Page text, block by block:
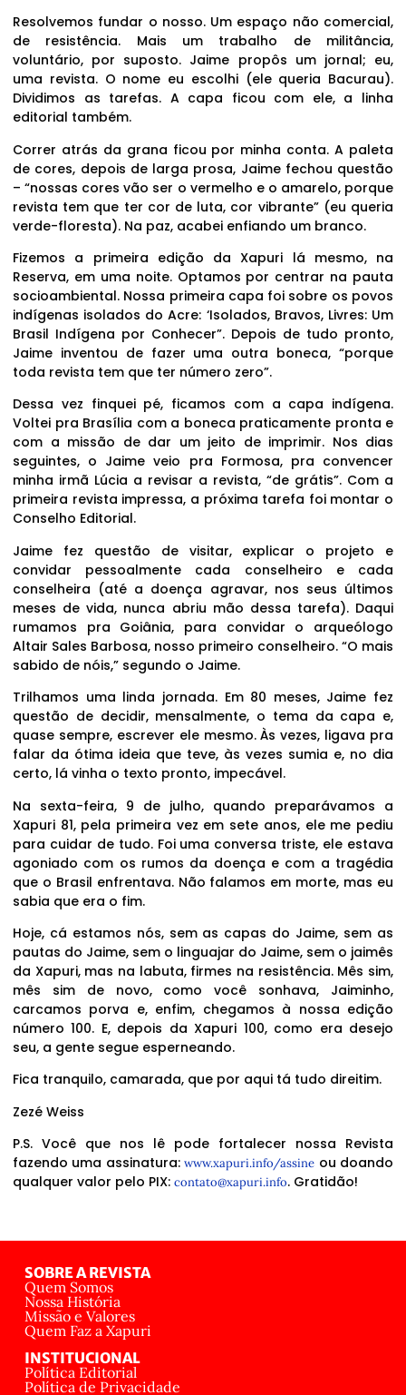
Resolvemos fundar o nosso. Um espaço não comercial,
de resistência. Mais um trabalho de militância,
voluntário, por suposto. Jaime propôs um jornal; eu,
uma revista. O nome eu escolhi (ele queria Bacurau).
Dividimos as tarefas. A capa ficou com ele, a linha
editorial também.
Correr atrás da grana ficou por minha conta. A paleta
de cores, depois de larga prosa, Jaime fechou questão
– “nossas cores vão ser o vermelho e o amarelo, porque
revista tem que ter cor de luta, cor vibrante” (eu queria
verde-floresta). Na paz, acabei enfiando um branco.
Fizemos a primeira edição da Xapuri lá mesmo, na
Reserva, em uma noite. Optamos por centrar na pauta
socioambiental. Nossa primeira capa foi sobre os povos
indígenas isolados do Acre: ‘Isolados, Bravos, Livres: Um
Brasil Indígena por Conhecer”. Depois de tudo pronto,
Jaime inventou de fazer uma outra boneca, “porque
toda revista tem que ter número zero”.
Dessa vez finquei pé, ficamos com a capa indígena.
Voltei pra Brasília com a boneca praticamente pronta e
com a missão de dar um jeito de imprimir. Nos dias
seguintes, o Jaime veio pra Formosa, pra convencer
minha irmã Lúcia a revisar a revista, “de grátis”. Com a
primeira revista impressa, a próxima tarefa foi montar o
Conselho Editorial.
Jaime fez questão de visitar, explicar o projeto e
convidar pessoalmente cada conselheiro e cada
conselheira (até a doença agravar, nos seus últimos
meses de vida, nunca abriu mão dessa tarefa). Daqui
rumamos pra Goiânia, para convidar o arqueólogo
Altair Sales Barbosa, nosso primeiro conselheiro. “O mais
sabido de nóis,” segundo o Jaime.
Trilhamos uma linda jornada. Em 80 meses, Jaime fez
questão de decidir, mensalmente, o tema da capa e,
quase sempre, escrever ele mesmo. Às vezes, ligava pra
falar da ótima ideia que teve, às vezes sumia e, no dia
certo, lá vinha o texto pronto, impecável.
Na sexta-feira, 9 de julho, quando preparávamos a
Xapuri 81, pela primeira vez em sete anos, ele me pediu
para cuidar de tudo. Foi uma conversa triste, ele estava
agoniado com os rumos da doença e com a tragédia
que o Brasil enfrentava. Não falamos em morte, mas eu
sabia que era o fim.
Hoje, cá estamos nós, sem as capas do Jaime, sem as
pautas do Jaime, sem o linguajar do Jaime, sem o jaimês
da Xapuri, mas na labuta, firmes na resistência. Mês sim,
mês sim de novo, como você sonhava, Jaiminho,
carcamos porva e, enfim, chegamos à nossa edição
número 100. E, depois da Xapuri 100, como era desejo
seu, a gente segue esperneando.
Fica tranquilo, camarada, que por aqui tá tudo direitim.
Zezé Weiss
P.S. Você que nos lê pode fortalecer nossa Revista
fazendo uma assinatura:www.xapuri.info/assine ou doando
qualquer valor pelo PIX: contato@xapuri.info. Gratidão!
SOBRE A REVISTA
Quem Somos
Nossa História
Missão e Valores
Quem Faz a Xapuri
INSTITUCIONAL
Política Editorial
Política de Privacidade